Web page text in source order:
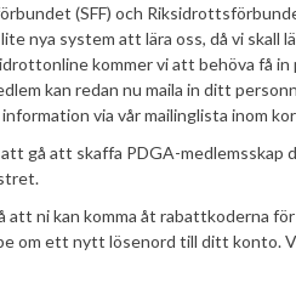
(SFF) och
nya system att lära oss, då vi skall
kommer vi att behöva få
kan redan nu maila in ditt
via vår mailinglista inom
gå att skaffa PDGA-medlemsskap
ni kan komma åt rabattkoderna
om ett nytt lösenord till ditt konto.